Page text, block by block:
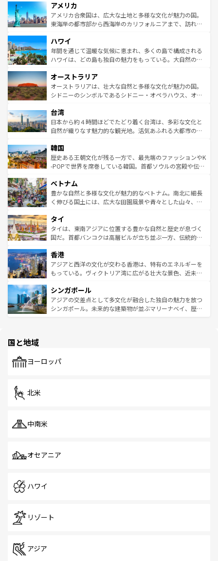
ンツ一覧を参照してほしい。
の建物がそのまま残る町や、スイスならではのユニークな
博物館もあり、アルプス観光だけでなく町歩きも満喫する
ことができる。国民の所得が高いため物価も高いが、旅行
ば市内交通費無料で観光を楽しむこともできる。 なお、新
着のスイス情報はコンテンツ一覧 を参照してほしい。
アメリカ
アメリカ合衆国は、広大な土地と多様な文化が魅力の国。
東海岸の都市部から西海岸のカリフォルニアまで、訪れる
のような巨大都市は、観光、ショッピング、エンターテイ
ンメントが詰まった刺激的なスポットだ。一方、アメリカ
西部には大自然が広がり、グランドキャニオンやイエロー
部のニューオーリンズでは、音楽と美食が融合した独特の
文化が魅力。旅行者はアメリカの各地域で異なる魅力を楽
しみながら、その多様性と豊かな歴史を感じることができ
ならではの贅沢な旅のスタイルだ。 なお、新着のアメリカ
情報はコンテンツ一覧を参照してほしい。
ハワイ
年間を通じて温暖な気候に恵まれ、多くの島で構成される
ハワイは、どの島も独自の魅力をもっている。大自然の神
ワイ島は見逃せない。また、定番の観光地といえばオアフ
島だが、静かな自然を求めるならマウイ島やカウアイ島が
おすすめ。エメラルドグリーンに輝く海をはじめ、豊かな
れるおもてなしの心で訪れる人々を迎えてくれるハワイの
人々、おいしいローカルフードやハワイアンミュージッ
ク、伝統的なフラダンスなど、すべてがハワイの魅力を彩
ワイを、存分に味わってほしい。 なお、新着のハワイ情報
はコンテンツ一覧を参照してほしい。
オーストラリア
オーストラリアは、壮大な自然と多様な文化が魅力の国。
シドニーのシンボルであるシドニー・オペラハウス、オー
リアリーフや大陸中央部にそびえるウルル（エアーズロッ
ク）、タスマニアの美しい原生林やケアンズの熱帯雨林な
ど、見どころがたくさん。また、カフェやワイン、オージ
いる。アクティビティも充実しており、サーフィンやダイ
ビング、ハイキングなど、アウトドア好きにはたまらな
い。オーストラリアの多彩な魅力を存分に味わいつくそ
参照してほしい。
台湾
日本から約４時間ほどでたどり着く台湾は、多彩な文化と
自然が織りなす魅力的な観光地。活気あふれる大都市の台
ン）、静ひつな山岳地帯である台湾東部など、都市の喧騒
と山間の静けさが共存しており、訪れる人に新しい発見と
驚きをもたらしてくれる。また、奥深い台湾の食文化も魅
容にもいいと評判のスイーツなど、バラエティ豊かな料理
が味わえる。 なお、新着の台湾情報は コンテンツ一覧を参
照してほしい。
韓国
歴史ある王朝文化が残る一方で、最先端のファッションやK
-POPで世界を席巻している韓国。首都ソウルの宮殿や伝統
き、地方に足を延ばせば四季折々の自然美を楽しむことが
できる。そして、キムチや焼肉、絶品のストリートフード
まで、さまざまな韓国料理が待っている。夜には、韓国な
リティに包まれながら、韓国の多彩な魅力を心ゆくまで味
わってみてほしい。 なお、新着の韓国情報はコンテンツ一
覧を参照してほしい。
ベトナム
豊かな自然と多様な文化が魅力的なベトナム。南北に細長
く伸びる国土には、広大な田園風景や青々とした山々、世
急速な発展と共に伝統が息づく。ハノイの古い町並みやホ
ーチミン市のフランス統治時代の建物も、独特の雰囲気を
醸し出している。また、バラエティの豊かさとおいしさで
とつ。フォーやバインミー、ベトナムコーヒーなどは、ぜ
ひ現地で味わいたい。どの地域を訪れてもあたたかい人々
が旅行者を迎えてくれるので、きっと忘れられない旅にな
参照してほしい。
タイ
タイは、東南アジアに位置する豊かな自然と歴史が息づく
国だ。首都バンコクは高層ビルが立ち並ぶ一方、伝統的な
の活気が交差している。北部ではチェンマイなどの山岳地
帯で自然と触れ合い、南部ではプーケットやクラビの美し
いビーチでリゾート気分を楽しむことができる。タイ料理
激する。気候は一年中温暖で、どの季節にも異なる楽しみ
が待っている。親しみやすいタイの人々、仏教を中心とし
た文化、そして多様な観光資源が、訪れる旅人を魅了し続
香港
アジアと西洋の文化が交わる香港は、特有のエネルギーを
もっている。ヴィクトリア湾に広がる壮大な景色、近未来
み、どこを訪れても感動するはず。観光スポットが密集し
ており、効率よく見どころを回れるのも魅力。息をのむよ
うな絶景から文化的な体験まで、香港を存分に楽しみ尽く
シンガポール
アジアの交差点として多文化が融合した独自の魅力を放つ
シンガポール。未来的な建築物が並ぶマリーナベイ、歴史
で、ホーカーズは地元の風情を楽しめる外せないスポット
国と地域
ヨーロッパ
北米
中南米
オセアニア
ハワイ
リゾート
アジア